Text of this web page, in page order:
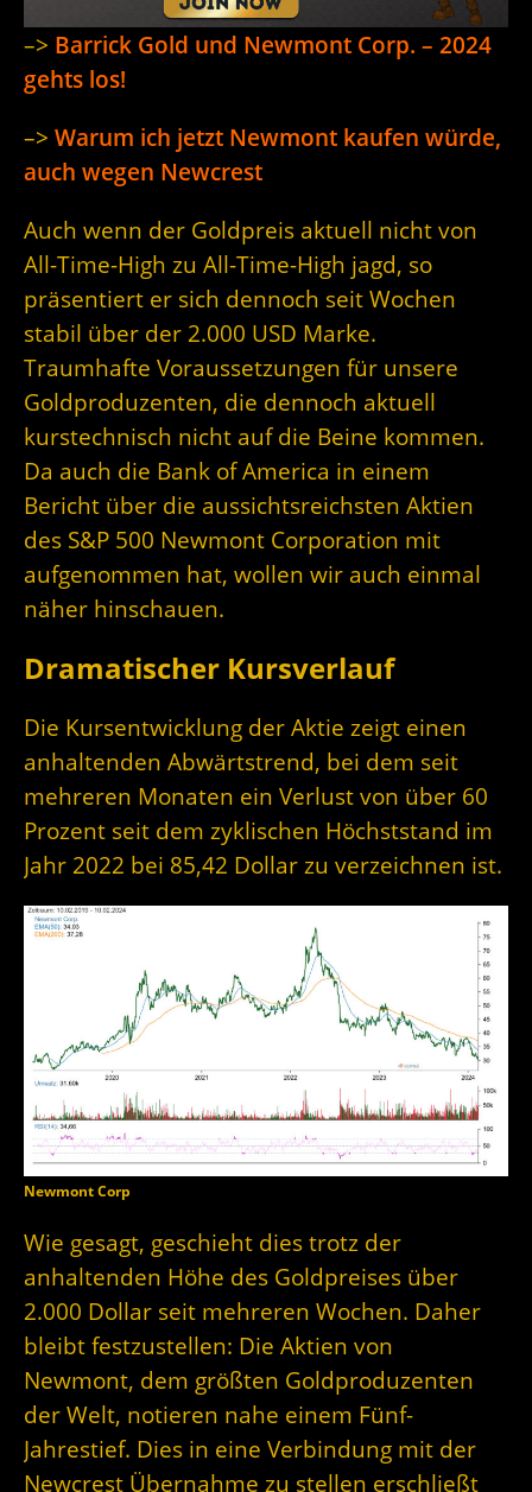
–> Barrick Gold und Newmont Corp. – 2024
gehts los!
–> Warum ich jetzt Newmont kaufen würde,
auch wegen Newcrest
Auch wenn der Goldpreis aktuell nicht von
All-Time-High zu All-Time-High jagd, so
präsentiert er sich dennoch seit Wochen
stabil über der 2.000 USD Marke.
Traumhafte Voraussetzungen für unsere
Goldproduzenten, die dennoch aktuell
kurstechnisch nicht auf die Beine kommen.
Da auch die Bank of America in einem
Bericht über die aussichtsreichsten Aktien
des S&P 500 Newmont Corporation mit
aufgenommen hat, wollen wir auch einmal
näher hinschauen.
Dramatischer Kursverlauf
Die Kursentwicklung der Aktie zeigt einen
anhaltenden Abwärtstrend, bei dem seit
mehreren Monaten ein Verlust von über 60
Prozent seit dem zyklischen Höchststand im
Jahr 2022 bei 85,42 Dollar zu verzeichnen ist.
Newmont Corp
Wie gesagt, geschieht dies trotz der
anhaltenden Höhe des Goldpreises über
2.000 Dollar seit mehreren Wochen. Daher
bleibt festzustellen: Die Aktien von
Newmont, dem größten Goldproduzenten
der Welt, notieren nahe einem Fünf-
Jahrestief. Dies in eine Verbindung mit der
Newcrest Übernahme zu stellen erschließt